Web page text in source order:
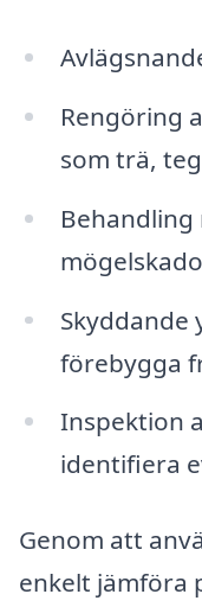
Rengöring
som trä,
förebygga
Inspektion
identifiera
Genom att
enkelt jämföra